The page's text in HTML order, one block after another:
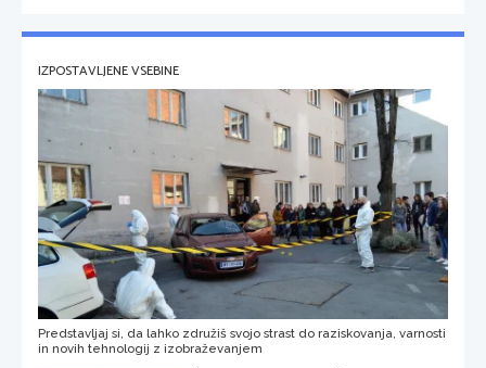
IZPOSTAVLJENE VSEBINE
Predstavljaj si, da lahko združiš svojo strast do raziskovanja, varnosti
in novih tehnologij z izobraževanjem